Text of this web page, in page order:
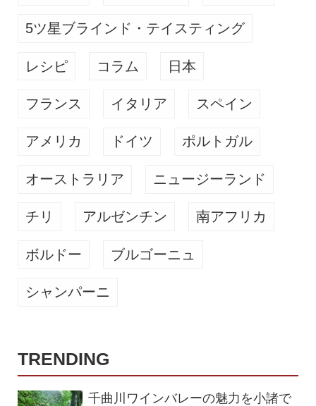
5ツ星ブラインド・テイスティング
レシピ コラム 日本
フランス イタリア スペイン
アメリカ ドイツ ポルトガル
オーストラリア ニュージーランド
チリ アルゼンチン 南アフリカ
ボルドー ブルゴーニュ
シャンパーニ
TRENDING
千曲川ワインバレーの魅力を小諸で